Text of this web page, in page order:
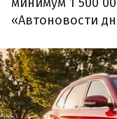
«Автоновости